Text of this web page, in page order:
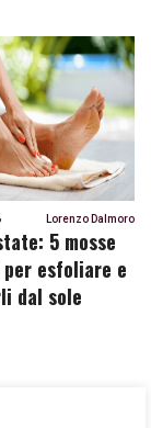
Lorenzo Dalmoro
5 mosse
esfoliare e
dal sole